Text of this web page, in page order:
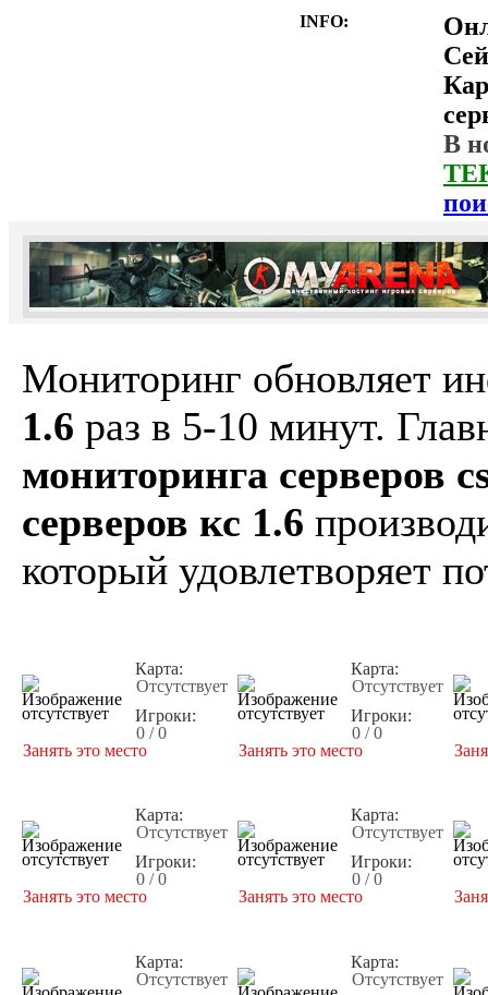
INFO:
В
Мониторинг обновляет
1.6 раз в 5-10 минут.
мониторинга серверов
серверов кс 1.6
который удовлетворяет
Карта:
Отсутствует
Игроки:
0 / 0
Занять это место
Карта:
Отсутствует
Игроки:
0 / 0
Занять это место
Карта:
Отсутствует
Игроки:
0 / 0
Занять это место
Карта:
Отсутствует
Игроки:
0 / 0
Занять это место
Карта:
Отсутствует
Карта:
Отсутствует